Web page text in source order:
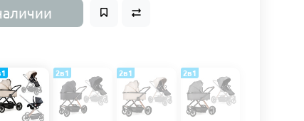
2в1 2в1 2в1